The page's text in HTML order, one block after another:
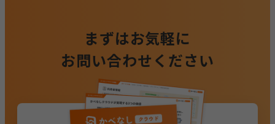
まずはお気軽に
お問い合わせください